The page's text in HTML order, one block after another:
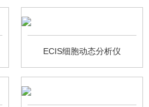
ECIS细胞动态分析仪